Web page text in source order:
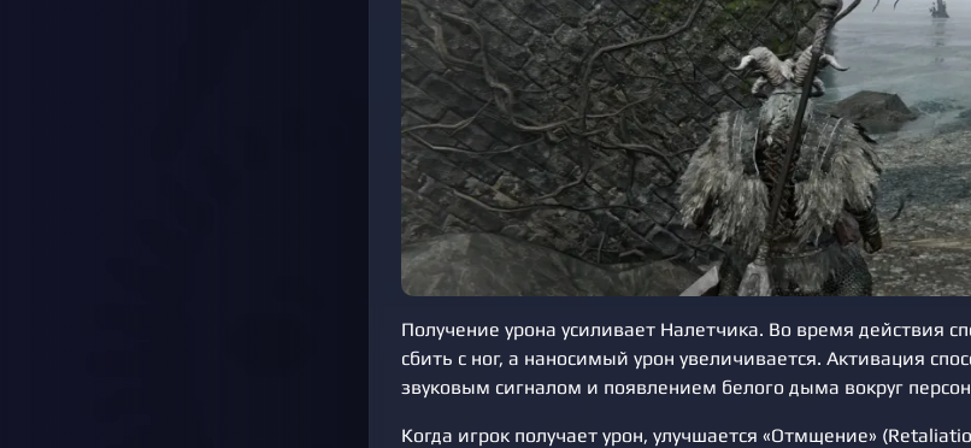
Получение урона усиливает Налетчика. Во время действия
сбить с ног, а наносимый урон увеличивается. Активация
звуковым сигналом и появлением белого дыма вокруг
Когда игрок получает урон, улучшается «Отмщение»